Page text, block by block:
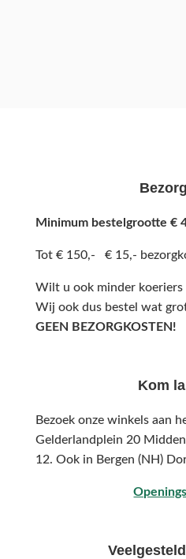
Minimum bestelgrootte €
Tot € 150,- € 15,-
Wilt u ook minder koeriers
Wij ook dus bestel wat
GEEN BEZORGKOSTEN!
Kom
Bezoek onze winkels aan
Gelderlandplein 20
12. Ook in Bergen (NH)